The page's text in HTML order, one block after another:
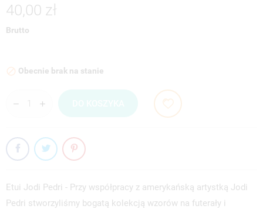
40,00 zł
Brutto
 Obecnie brak na stanie
Etui Jodi Pedri - Przy współpracy z amerykańską artystką Jodi
Pedri stworzyliśmy bogatą kolekcją wzorów na futerały i